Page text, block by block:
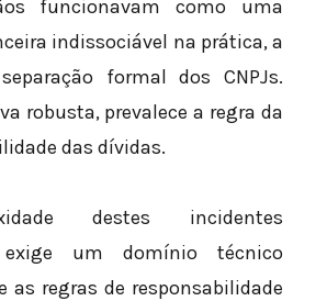
funcionavam como uma
indissociável na prática, a
formal dos CNPJs.
robusta, prevalece a regra da
das dívidas.
destes incidentes
exige um domínio técnico
as regras de responsabilidade